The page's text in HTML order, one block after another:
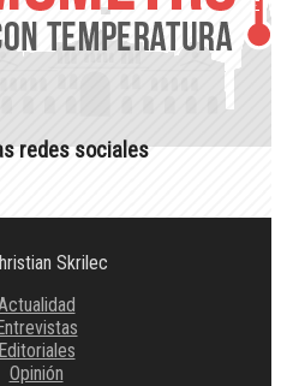
redes sociales
Skrilec
Editoriales
Opinión